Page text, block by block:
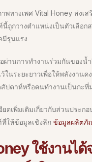
พทางเพศ Vital Honey ส่งเ
ถูกวางตำแหน่งเป็นตัวเลือก
มีรุนแรง
ผ่านการทำงานร่วมกันของน้
ในระยะยาวเพื่อให้พลังงาน
ปดาห์หรือคนทำงานเป็นกะ
ยดเพิ่มเติมเกี่ยวกับส่วนประ
ให้ข้อมูลเชิงลึก ข้อมูลผลิตภั
ใช้งานไ